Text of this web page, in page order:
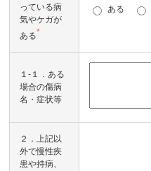
っている病
気やケガが
ある*
ある
１-１．ある
場合の傷病
名・症状等
２．上記以
外で慢性疾
患や持病、